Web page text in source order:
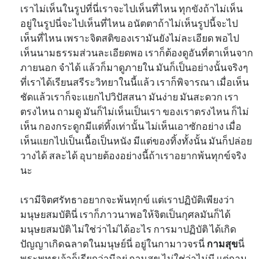
เราไม่เห็นในรูปที่นี่เราจะไปเห็นที่ไหน ทุกขังถ้าไม่เห็น
อยู่ในรูปนี่จะไปเห็นที่ไหน อนัตตาถ้าไม่เห็นรูปนี้จะไป
เห็นที่ไหน เพราะจิตสติของเรามันยังไม่ละเอียด พอไป
เห็นนามธรรมส่วนละเอียดพอ เราก็ต้องดูอันที่ตาเห็นจาก
ภายนอก จำได้ แล้วก็มาดูภายใน มันก็เป็นอย่างนั้นจริงๆ
ที่เราได้เรียนสรีระวิทยาในนี้แล้ว เราก็พิจารณา เมื่อเห็น
ชัดแล้วเราก็จะแยกไปวิปัสสนา มันง่าย มันสะดวก เรา
ตรงไหน ถามดู มันก็ไม่เห็นเป็นเรา ของเราตรงไหน ก็ไม่
เห็น กองกระดูกมีแต่ทิ้งเท่านั้น ไม่เห็นเอาซักอย่าง เมื่อ
เห็นแยกไปเป็นเนื้อเป็นหนัง มีแต่ของทิ้งทั้งนั้น มันก็ปล่อย
วางได้ สละได้ อุบายต้องอย่างนี้ถ้าเราอยากพ้นทุกข์จริง
นะ
เรามีจิตศรัทธาอยากจะพ้นทุกข์ แต่เราปฏิบัติเพียงว่า
มนุษยสมบัตินี่ เราก็ภาวนาพอให้จิตเป็นกุศลมันก็ได้
มนุษยสมบัติ ไม่ใช่ว่าไม่ได้อะไร การมาปฏิบัติ ได้เกิด
ปัญญาเกิดฉลาดในมนุษย์นี่ อยู่ในกามาวจรนี่ กามสุขนี่